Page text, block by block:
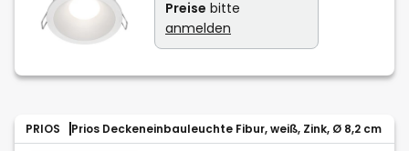
Preise bitte
anmelden
PRIOS Prios Deckeneinbauleuchte Fibur, weiß, Zink, Ø 8,2 cm